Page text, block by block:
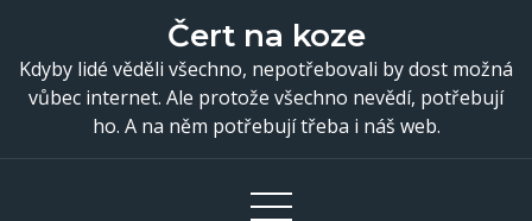
content
Čert na koze
Kdyby lidé věděli všechno, nepotřebovali by dost možná
vůbec internet. Ale protože všechno nevědí, potřebují
ho. A na něm potřebují třeba i náš web.